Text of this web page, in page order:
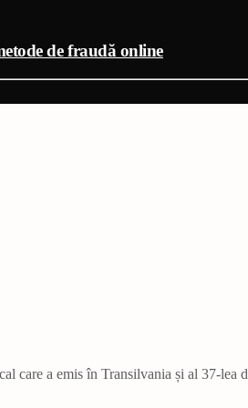
de fraudă online
care a emis în Transilvania și al 37-